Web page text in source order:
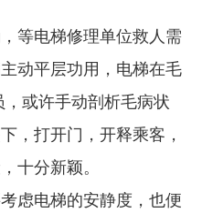
等电梯修理单位救人需
动平层功用，电梯在毛
或许手动剖析毛病状
，打开门，开释乘客，
十分新颖。
虑电梯的安静度，也便